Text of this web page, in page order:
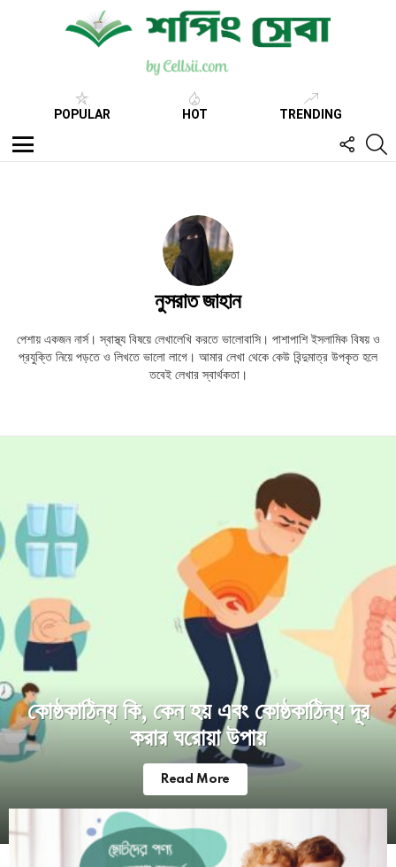
POPULAR HOT TRENDING
Menu
US
নুসরাত জাহান
পেশায় একজন নার্স। স্বাস্থ্য বিষয়ে লেখালেখি করতে ভালোবাসি। পাশাপাশি ইসলামিক বিষয় ও
প্রযুক্তি নিয়ে পড়তে ও লিখতে ভালো লাগে। আমার লেখা থেকে কেউ বিন্দুমাত্র উপকৃত হলে
তবেই লেখার স্বার্থকতা।
কোষ্ঠকাঠিন্য কি, কেন হয় এবং কোষ্ঠকাঠিন্য দূর
করার ঘরোয়া উপায়
Read More